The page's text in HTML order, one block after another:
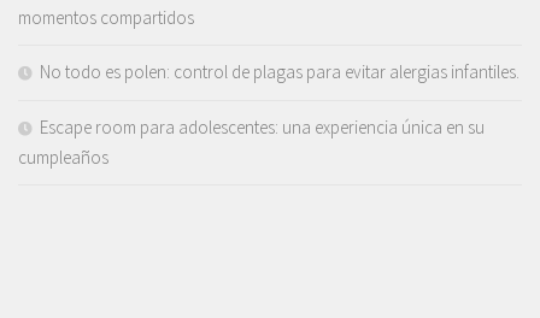
momentos compartidos
No todo es polen: control de plagas para evitar alergias infantiles.
Escape room para adolescentes: una experiencia única en su
cumpleaños